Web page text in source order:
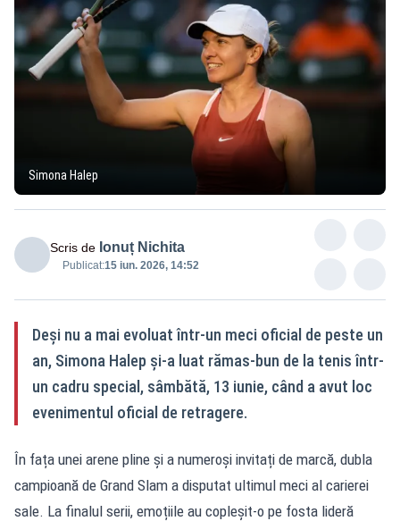
Simona Halep
Scris de Ionuț Nichita
Publicat:15 iun. 2026, 14:52
Deși nu a mai evoluat într-un meci oficial de peste un
an, Simona Halep și-a luat rămas-bun de la tenis într-
un cadru special, sâmbătă, 13 iunie, când a avut loc
evenimentul oficial de retragere.
În fața unei arene pline și a numeroși invitați de marcă, dubla
campioană de Grand Slam a disputat ultimul meci al carierei
sale. La finalul serii, emoțiile au copleșit-o pe fosta lideră